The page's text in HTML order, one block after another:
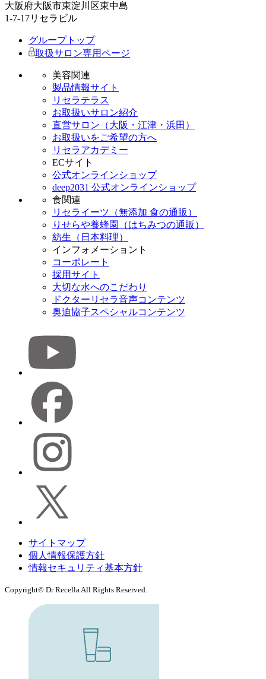
大阪府大阪市東淀川区東中島
1-7-17リセラビル
グループトップ
取扱サロン専用ページ
美容関連
製品情報サイト
リセラテラス
お取扱いサロン紹介
直営サロン（大阪・江津・浜田）
お取扱いをご希望の方へ
リセラアカデミー
ECサイト
公式オンラインショップ
deep2031 公式オンラインショップ
食関連
リセライーツ（無添加 食の通販）
りせらや養蜂園（はちみつの通販）
紡生（日本料理）
インフォメーショント
コーポレート
採用サイト
大切な水へのこだわり
ドクターリセラ音声コンテンツ
奥迫協子スペシャルコンテンツ
サイトマップ
個人情報保護方針
情報セキュリティ基本方針
Copyright© Dr Recella All Rights Reserved.